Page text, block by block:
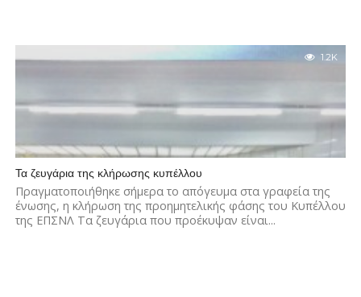
1.2K
Τα ζευγάρια της κλήρωσης κυπέλλου
Πραγματοποιήθηκε σήμερα το απόγευμα στα γραφεία της
ένωσης, η κλήρωση της προημητελικής φάσης του Κυπέλλου
της ΕΠΣΝΛ Τα ζευγάρια που προέκυψαν είναι...